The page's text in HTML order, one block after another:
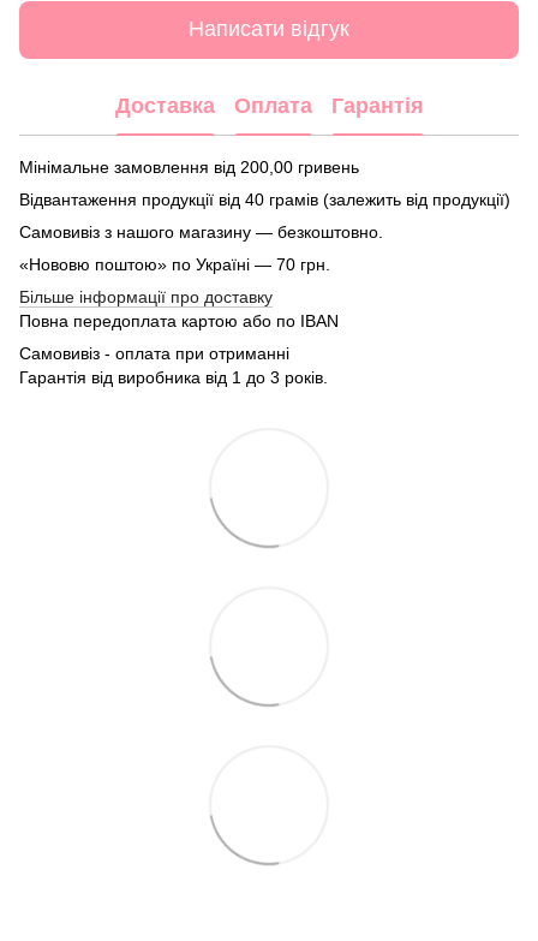
Написати відгук
Доставка Оплата Гарантія
Мінімальне замовлення від 200,00 гривень
Відвантаження продукції від 40 грамів (залежить від продукції)
Самовивіз з нашого магазину — безкоштовно.
«Нововю поштою» по Україні — 70 грн.
Більше інформації про доставку
Повна передоплата картою або по IBAN
Самовивіз - оплата при отриманні
Гарантія від виробника від 1 до 3 років.